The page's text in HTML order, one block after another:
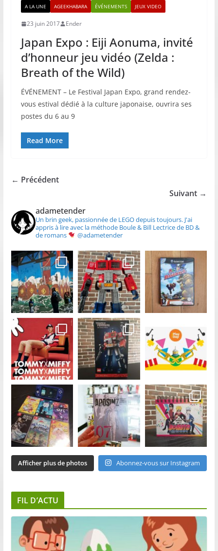
A LA UNE AGEEKHABARA ÉVÉNEMENTS JEUX VIDEO
23 juin 2017 Ender
Japan Expo : Eiji Aonuma, invité
d’honneur jeu vidéo (Zelda :
Breath of the Wild)
ÉVÉNEMENT – Le Festival Japan Expo, grand rendez-
vous estival dédié à la culture japonaise, ouvrira ses
postes du 6 au 9
Read More
← Précédent
Suivant →
adametender
Un brin geek, passionnée de LEGO depuis toujours.J'ai
appris à lire avec la méthode Boule & Bill Lectrice de BD &
de romans
@adametender
Afficher plus de photos Abonnez-vous sur Instagram
FIL D’ACTU